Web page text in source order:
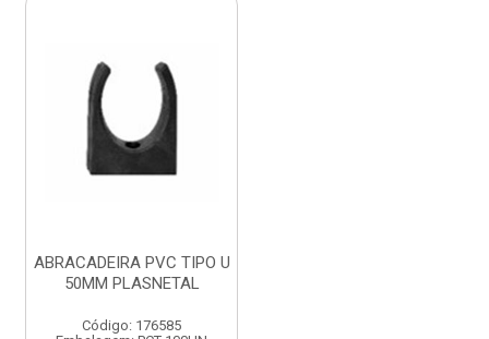
ABRACADEIRA PVC TIPO U
50MM PLASNETAL
Código: 176585